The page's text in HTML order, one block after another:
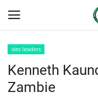
Accueil
des leaders
Kenneth
Zambie